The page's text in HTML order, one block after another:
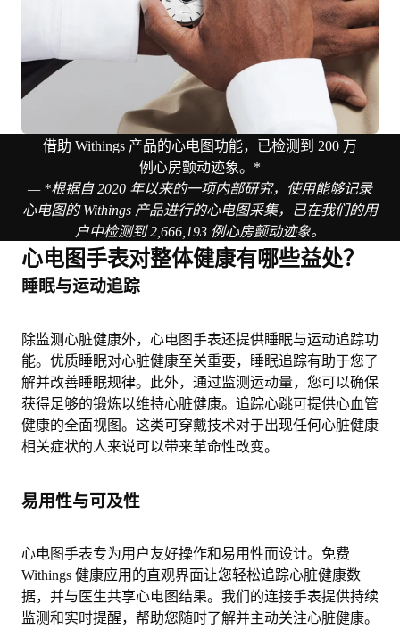
借助 Withings 产品的心电图功能，已检测到 200 万
例心房颤动迹象。*
— *根据自 2020 年以来的一项内部研究，使用能够记录
心电图的 Withings 产品进行的心电图采集，已在我们的用
户中检测到 2,666,193 例心房颤动迹象。
心电图手表对整体健康有哪些益处？
睡眠与运动追踪
除监测心脏健康外，心电图手表还提供睡眠与运动追踪功
能。优质睡眠对心脏健康至关重要，睡眠追踪有助于您了
解并改善睡眠规律。此外，通过监测运动量，您可以确保
获得足够的锻炼以维持心脏健康。追踪心跳可提供心血管
健康的全面视图。这类可穿戴技术对于出现任何心脏健康
相关症状的人来说可以带来革命性改变。
易用性与可及性
心电图手表专为用户友好操作和易用性而设计。免费
Withings 健康应用的直观界面让您轻松追踪心脏健康数
据，并与医生共享心电图结果。我们的连接手表提供持续
监测和实时提醒，帮助您随时了解并主动关注心脏健康。